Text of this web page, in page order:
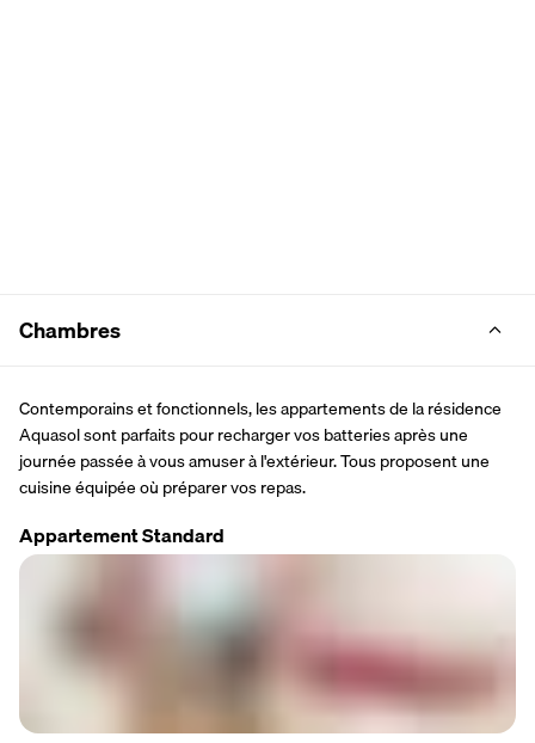
Chambres
Contemporains et fonctionnels, les appartements de la résidence
Aquasol sont parfaits pour recharger vos batteries après une
journée passée à vous amuser à l'extérieur. Tous proposent une
cuisine équipée où préparer vos repas.
Appartement Standard